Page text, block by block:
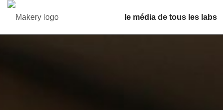
le média de tous les labs